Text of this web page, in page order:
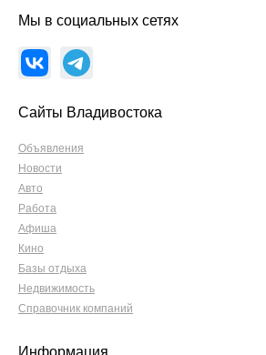
Мы в социальных сетях
Сайты Владивостока
Объявления
Новости
Авто
Работа
Афиша
Кино
Базы отдыха
Недвижимость
Справочник компаний